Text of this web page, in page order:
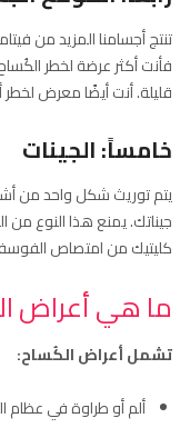
تنتج أجسامنا المزيد من
فأنت أكثر عرضة لخطر
قليلة. أنت أيضًا معرض لخطر
خامساً: الجينات
يتم توريث شكل واحد من
جيناتك. يمنع هذا النوع من
كليتيك من امتصاص
ما هي أعراض
تشمل أعراض الكُساح:
ألم أو طراوة في عظام